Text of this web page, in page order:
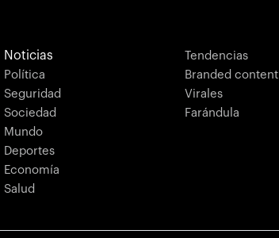
Noticias
Política
Seguridad
Sociedad
Mundo
Deportes
Economía
Salud
Tendencias
Branded content
Virales
Farándula